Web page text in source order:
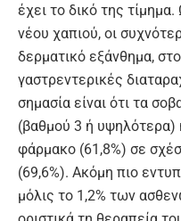
έχει το δικό της
νέου χαπιού, οι
δερματικό εξάνθημα,
γαστρεντερικές
σημασία είναι ότι τα
(βαθμού 3 ή υψηλότερα)
φάρμακο (61,8%) σε
(69,6%). Ακόμη πιο
μόλις το 1,2% των